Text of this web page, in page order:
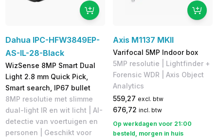
Dahua IPC-HFW3849EP-
AS-IL-28-Black
WizSense 8MP Smart Dual
Light 2.8 mm Quick Pick,
Smart search, IP67 bullet
8MP resolutie met slimme
dual-light IR en wit licht | AI-
detectie van voertuigen en
personen | Geschikt voor
Axis M1137 MKII
Varifocal 5MP Indoor box
5MP resolutie | Lightfinder +
Forensic WDR | Axis Object
Analytics
559,27 excl. btw
676,72 incl. btw
Op werkdagen voor 21:00
besteld, morgen in huis